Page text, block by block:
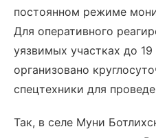
постоянном режиме
Для оперативного
уязвимых участках до
организовано
спецтехники для
Так, в селе Муни